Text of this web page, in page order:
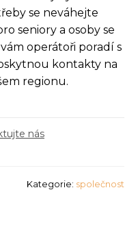
se neváhejte
seniory a osoby se
operátoři poradí s
kontakty na
regionu.
nás
Kategorie: společnost